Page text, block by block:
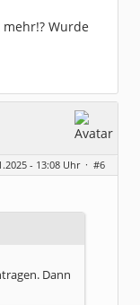
Wurde
- 13:08 Uhr · #6
Dann